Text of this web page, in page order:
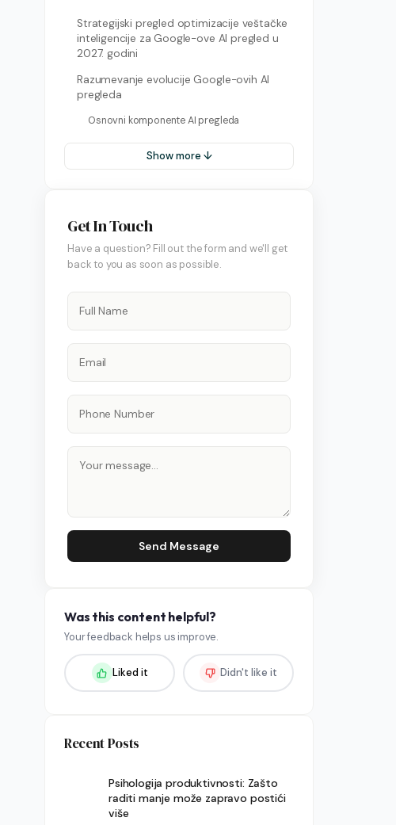
Strategijski pregled optimizacije veštačke
inteligencije za Google-ove AI pregled u
2027. godini
Razumevanje evolucije Google-ovih AI
pregleda
Osnovni komponente AI pregleda
Show more ↓
Get In Touch
Have a question? Fill out the form and we'll get
back to you as soon as possible.
Send Message
Was this content helpful?
Your feedback helps us improve.
Liked it Didn't like it
Recent Posts
Psihologija produktivnosti: Zašto
raditi manje može zapravo postići
više